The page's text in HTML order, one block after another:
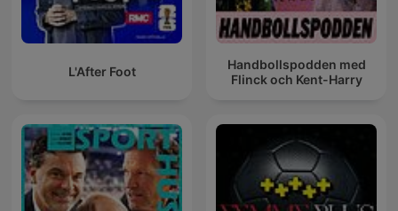
L'After Foot
Handbollspodden med
Flinck och Kent-Harry